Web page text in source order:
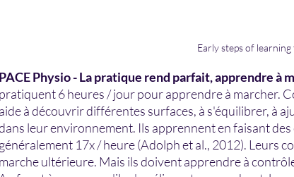
Early steps of learning
PACE Physio - La pratique rend parfait, apprendre à
pratiquent 6 heures / jour pour apprendre à marcher.
aide à découvrir différentes surfaces, à s'équilibrer, à
leur environnement. Ils apprennent en faisant
généralement 17x / heure (Adolph et al., 2012). Leurs
marche ultérieure. Mais ils doivent apprendre à